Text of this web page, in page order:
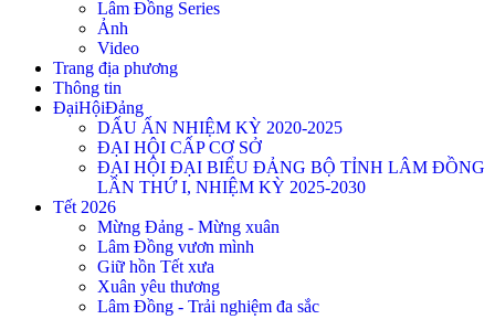
Lâm Đồng Series
Ảnh
Video
Trang địa phương
Thông tin
ĐạiHộiĐảng
DẤU ẤN NHIỆM KỲ 2020-2025
ĐẠI HỘI CẤP CƠ SỞ
ĐẠI HỘI ĐẠI BIỂU ĐẢNG BỘ TỈNH LÂM ĐỒNG
LẦN THỨ I, NHIỆM KỲ 2025-2030
Tết 2026
Mừng Đảng - Mừng xuân
Lâm Đồng vươn mình
Giữ hồn Tết xưa
Xuân yêu thương
Lâm Đồng - Trải nghiệm đa sắc